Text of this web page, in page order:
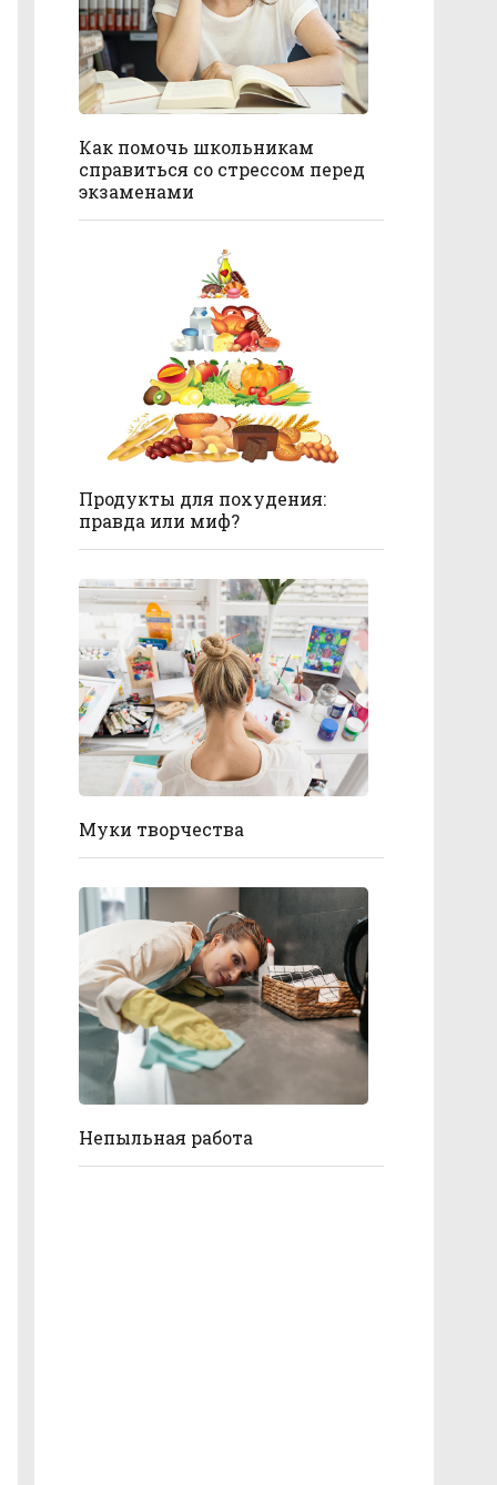
Как помочь школьникам
справиться со стрессом перед
экзаменами
Продукты для похудения:
правда или миф?
Муки творчества
Непыльная работа